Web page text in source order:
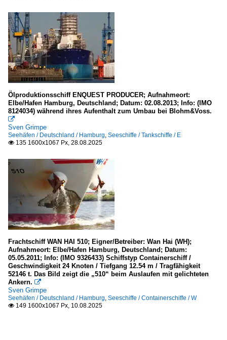
Ölproduktionsschiff ENQUEST PRODUCER; Aufnahmeort:
Elbe/Hafen Hamburg, Deutschland; Datum: 02.08.2013; Info: (IMO
8124034) während ihres Aufenthalt zum Umbau bei Blohm&Voss.

Sven Grimpe
Seehäfen / Deutschland / Hamburg, Seeschiffe / Tankschiffe / E
 135 1600x1067 Px, 28.08.2025
Frachtschiff WAN HAI 510; Eigner/Betreiber: Wan Hai (WH);
Aufnahmeort: Elbe/Hafen Hamburg, Deutschland; Datum:
05.05.2011; Info: (IMO 9326433) Schiffstyp Containerschiff /
Geschwindigkeit 24 Knoten / Tiefgang 12.54 m / Tragfähigkeit
52146 t. Das Bild zeigt die „510“ beim Auslaufen mit gelichteten
Ankern. 
Sven Grimpe
Seehäfen / Deutschland / Hamburg, Seeschiffe / Containerschiffe / W
 149 1600x1067 Px, 10.08.2025